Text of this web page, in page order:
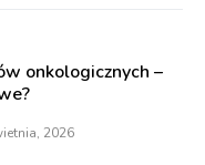
onkologicznych –
2026